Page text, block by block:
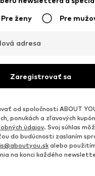
Pre ženy Pre
adresa
Zaregistrovať sa
od spoločnosti ABOUT
ponukách a zľavových
údajov. Svoj súhlas
do budúcnosti zaslaním
alebo
na konci každého